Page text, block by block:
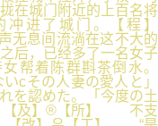
在城门附近的上百名将
进了城门。【程】
息间流淌在这不大的
后，已经多了一名女子
帮着陈群斟茶倒水。
cその人妻の愛人と」
を認めた。「今度の土
【及】®【所】 不支